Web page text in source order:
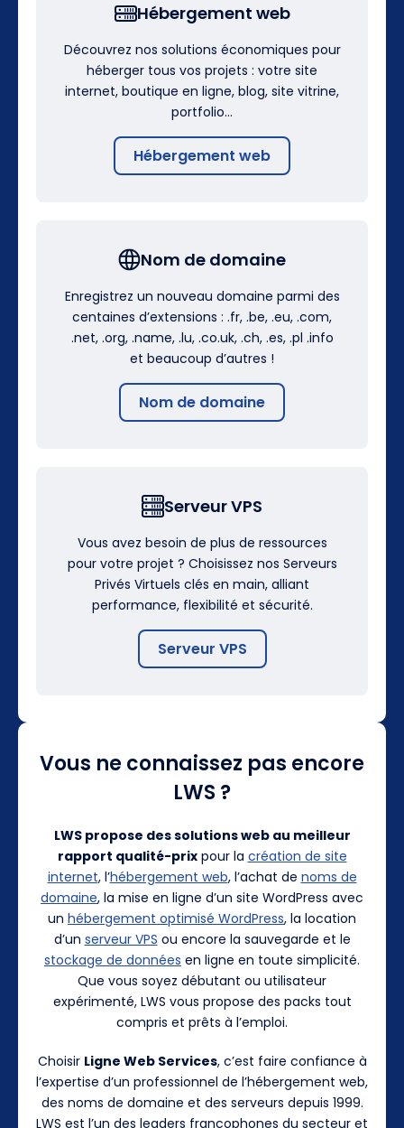
Hébergement web
Découvrez nos solutions économiques pour
héberger tous vos projets : votre site
internet, boutique en ligne, blog, site vitrine,
portfolio…
Hébergement web
Nom de domaine
Enregistrez un nouveau domaine parmi des
centaines d’extensions : .fr, .be, .eu, .com,
.net, .org, .name, .lu, .co.uk, .ch, .es, .pl .info
et beaucoup d’autres !
Nom de domaine
Serveur VPS
Vous avez besoin de plus de ressources
pour votre projet ? Choisissez nos Serveurs
Privés Virtuels clés en main, alliant
performance, flexibilité et sécurité.
Serveur VPS
Vous ne connaissez pas encore
LWS ?
LWS propose des solutions web au meilleur
rapport qualité-prixpour la création de site
internet, l’hébergement web, l’achat de noms de
domaine, la mise en ligne d’un site WordPress avec
un hébergement optimisé WordPress, la location
d’un serveur VPS ou encore la sauvegarde et le
stockage de données en ligne en toute simplicité.
Que vous soyez débutant ou utilisateur
expérimenté, LWS vous propose des packs tout
compris et prêts à l’emploi.
Choisir Ligne Web Services, c’est faire confiance à
l’expertise d’un professionnel de l’hébergement web,
des noms de domaine et des serveurs depuis 1999.
LWS est l’un des leaders francophones du secteur et